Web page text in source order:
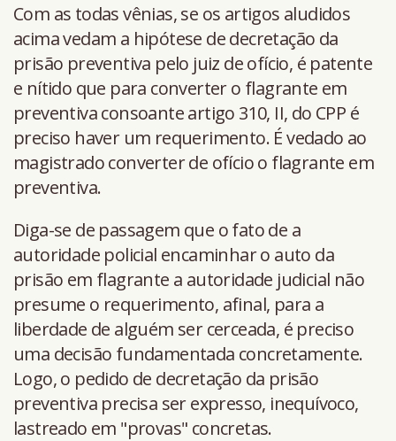
Com as todas vênias, se os artigos aludidos
acima vedam a hipótese de decretação da
prisão preventiva pelo juiz de ofício, é patente
e nítido que para converter o flagrante em
preventiva consoante artigo 310, II, do CPP é
preciso haver um requerimento. É vedado ao
magistrado converter de ofício o flagrante em
preventiva.
Diga-se de passagem que o fato de a
autoridade policial encaminhar o auto da
prisão em flagrante a autoridade judicial não
presume o requerimento, afinal, para a
liberdade de alguém ser cerceada, é preciso
uma decisão fundamentada concretamente.
Logo, o pedido de decretação da prisão
preventiva precisa ser expresso, inequívoco,
lastreado em "provas" concretas.